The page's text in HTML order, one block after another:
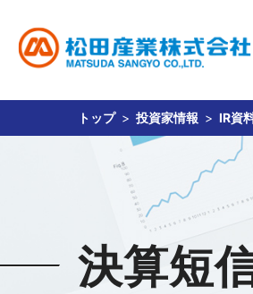
トップ 投資家情報 IR資
決算短
事業内容
貴金属関連事業
サステナビリ
松田産業のサステナビリテ
投資家情報
財務・業績
免責事項
企業情報
社長ご挨拶 企業理念
採用情報
キャリア採